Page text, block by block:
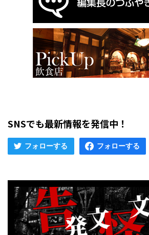
SNSでも最新情報を発信中！